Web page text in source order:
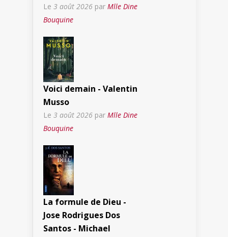
Le 3 août 2026 par Mlle Dine
Bouquine
Voici demain - Valentin
Musso
Le 3 août 2026 par Mlle Dine
Bouquine
La formule de Dieu -
Jose Rodrigues Dos
Santos - Michael